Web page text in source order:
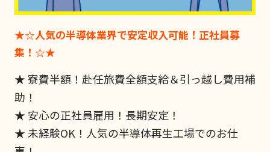
★☆人気の半導体業界で安定収入可能！正社員募
集！☆★
★ 寮費半額！赴任旅費全額支給＆引っ越し費用補
助！
★ 安心の正社員雇用！長期安定！
★ 未経験OK！人気の半導体再生工場でのお仕